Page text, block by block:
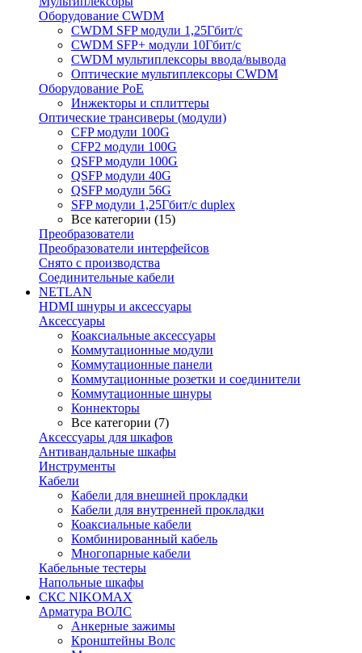
Оборудование CWDM
CWDM SFP модули 1,25Гбит/с
CWDM SFP+ модули 10Гбит/с
CWDM мультиплексоры ввода/вывода
Оптические мультиплексоры CWDM
Оборудование PoE
Инжекторы и сплиттеры
Оптические трансиверы (модули)
CFP модули 100G
CFP2 модули 100G
QSFP модули 100G
QSFP модули 40G
QSFP модули 56G
SFP модули 1,25Гбит/с duplex
Все категории (15)
Преобразователи
Преобразователи интерфейсов
Снято с производства
Соединительные кабели
NETLAN
HDMI шнуры и аксессуары
Аксессуары
Коаксиальные аксессуары
Коммутационные модули
Коммутационные панели
Коммутационные розетки и соединители
Коммутационные шнуры
Коннекторы
Все категории (7)
Аксессуары для шкафов
Антивандальные шкафы
Инструменты
Кабели
Кабели для внешней прокладки
Кабели для внутренней прокладки
Коаксиальные кабели
Комбинированный кабель
Многопарные кабели
Кабельные тестеры
Напольные шкафы
СКС NIKOMAX
Арматура ВОЛС
Анкерные зажимы
Кронштейны Волс